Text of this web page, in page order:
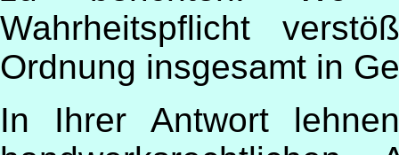
Wahrheitspflicht
Ordnung insgesamt in
In Ihrer Antwort